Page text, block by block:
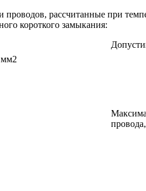
проводов, рассчитанные при
короткого замыкания: